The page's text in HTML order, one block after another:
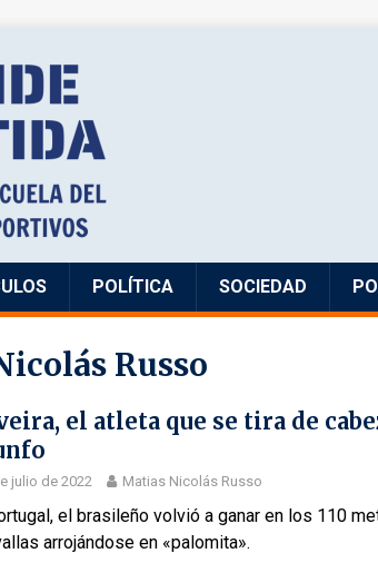
POLÍTICA SOCIEDAD
Russo
el atleta que se tira de
julio de 2022 Matias Nicolás Russo
el brasileño volvió a ganar en los 110
arrojándose en «palomita».